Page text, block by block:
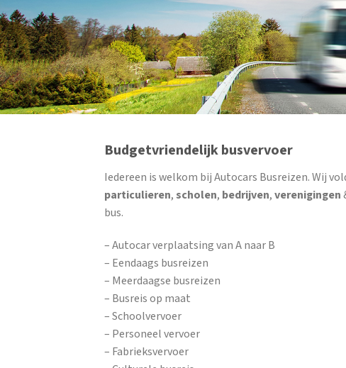
Budgetvriendelijk busvervoer
Iedereen is welkom bij Autocars Busreizen. Wij
particulieren,scholen, bedrijven,verenigingen
bus.
– Autocar verplaatsing van A naar B
– Eendaags busreizen
– Meerdaagse busreizen
– Busreis op maat
– Schoolvervoer
– Personeel vervoer
– Fabrieksvervoer